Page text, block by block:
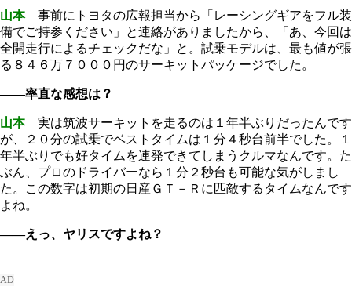
山本事前にトヨタの広報担当から「レーシングギアをフル装
備でご持参ください」と連絡がありましたから、「あ、今回は
全開走行によるチェックだな」と。試乗モデルは、最も値が張
る８４６万７０００円のサーキットパッケージでした。
――率直な感想は？
山本実は筑波サーキットを走るのは１年半ぶりだったんです
が、２０分の試乗でベストタイムは１分４秒台前半でした。１
年半ぶりでも好タイムを連発できてしまうクルマなんです。た
ぶん、プロのドライバーなら１分２秒台も可能な気がしまし
た。この数字は初期の日産ＧＴ－Ｒに匹敵するタイムなんです
よね。
――えっ、ヤリスですよね？